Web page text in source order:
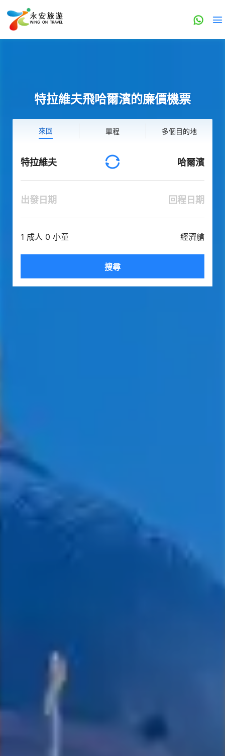
特拉維夫飛哈爾濱的廉價機票
來回 單程 多個目的地
特拉維夫 哈爾濱
出發日期 回程日期
1 成人 0 小童 經濟艙
搜尋